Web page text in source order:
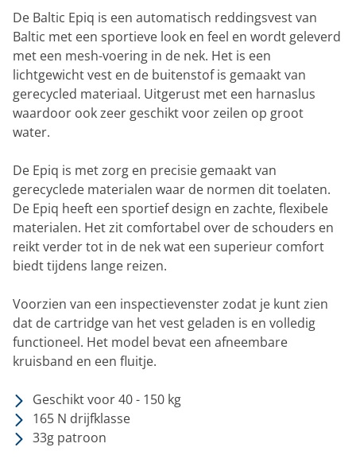
De Baltic Epiq is een automatisch reddingsvest van
Baltic met een sportieve look en feel en wordt geleverd
met een mesh-voering in de nek. Het is een
lichtgewicht vest en de buitenstof is gemaakt van
gerecycled materiaal. Uitgerust met een harnaslus
waardoor ook zeer geschikt voor zeilen op groot
water.
De Epiq is met zorg en precisie gemaakt van
gerecyclede materialen waar de normen dit toelaten.
De Epiq heeft een sportief design en zachte, flexibele
materialen. Het zit comfortabel over de schouders en
reikt verder tot in de nek wat een superieur comfort
biedt tijdens lange reizen.
Voorzien van een inspectievenster zodat je kunt zien
dat de cartridge van het vest geladen is en volledig
functioneel. Het model bevat een afneembare
kruisband en een fluitje.
Geschikt voor 40 - 150 kg
165 N drijfklasse
33g patroon